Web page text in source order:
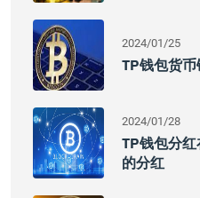
2024/01/25
TP钱包货
2024/01/28
TP钱包分
的分红